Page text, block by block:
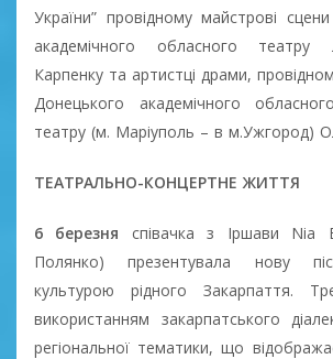
України” провідному майстрові
академічного обласного театру
Карпенку та артистці драми,
Донецького академічного
театру (м. Маріуполь – в м.Ужгород)
ТЕАТРАЛЬНО-КОНЦЕРТНЕ ЖИТТЯ
6 березня співачка з Іршави Nia
Полянко) презентувала нову
культурою рідного Закарпаття.
використанням закарпатського
регіональної тематики, що